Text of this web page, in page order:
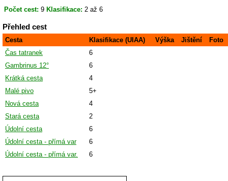
Počet cest: 9 Klasifikace: 2 až 6
Přehled cest
Cesta Klasifikace (UIAA) Výška Jištění
Foto
Čas tatranek
6
Gambrinus 12°
6
Krátká cesta
4
Malé pivo
5+
Nová cesta
4
Stará cesta
2
Údolní cesta
6
Údolní cesta - přímá var
6
Údolní cesta - přímá var.
6